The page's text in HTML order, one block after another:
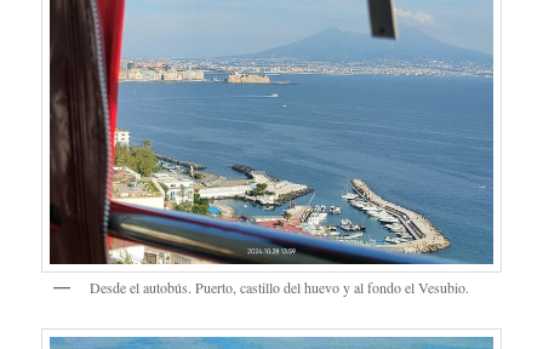
Desde el autobús. Puerto, castillo del huevo y al fondo el Vesubio.